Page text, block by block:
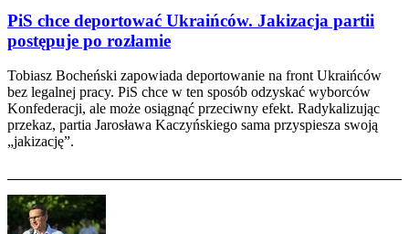
PiS chce deportować Ukraińców. Jakizacja partii
postępuje po rozłamie
Tobiasz Bocheński zapowiada deportowanie na front Ukraińców
bez legalnej pracy. PiS chce w ten sposób odzyskać wyborców
Konfederacji, ale może osiągnąć przeciwny efekt. Radykalizując
przekaz, partia Jarosława Kaczyńskiego sama przyspiesza swoją
„jakizację”.